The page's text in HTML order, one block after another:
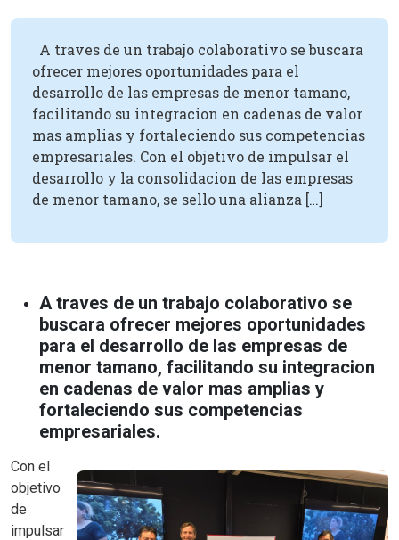
A traves de un trabajo colaborativo se buscara
ofrecer mejores oportunidades para el
desarrollo de las empresas de menor tamano,
facilitando su integracion en cadenas de valor
mas amplias y fortaleciendo sus competencias
empresariales. Con el objetivo de impulsar el
desarrollo y la consolidacion de las empresas
de menor tamano, se sello una alianza […]
A traves de un trabajo colaborativo se
buscara ofrecer mejores oportunidades
para el desarrollo de las empresas de
menor tamano, facilitando su integracion
en cadenas de valor mas amplias y
fortaleciendo sus competencias
empresariales.
Con el
objetivo
de
impulsar